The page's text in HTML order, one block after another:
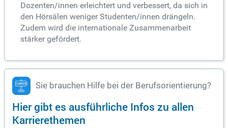
Dozenten/innen erleichtert und verbessert, da sich in
den Hörsälen weniger Studenten/innen drängeln.
Zudem wird die internationale Zusammenarbeit
stärker gefördert.
Sie brauchen Hilfe bei der Berufsorientierung?
Hier gibt es ausführliche Infos zu allen
Karrierethemen